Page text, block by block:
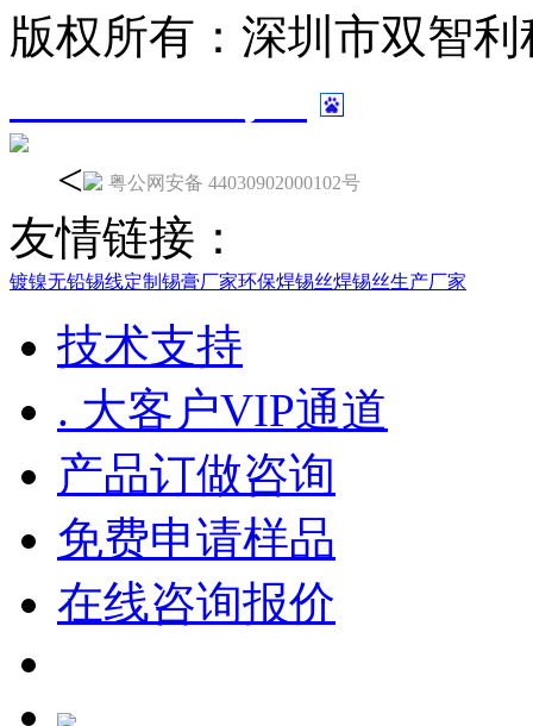
版权所有：深圳市双智
<
粤公网安备 44030902000102号
友情链接：
镀镍无铅锡线定制 锡膏厂家环保焊锡丝焊锡丝生产厂家
技术支持
. 大客户VIP通道
产品订做咨询
免费申请样品
在线咨询报价